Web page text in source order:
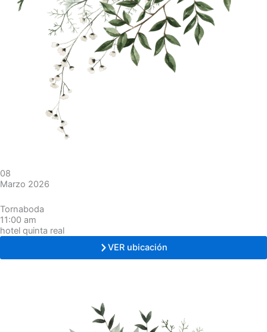
08
Marzo 2026
Tornaboda
11:00 am
hotel quinta real
VER ubicación